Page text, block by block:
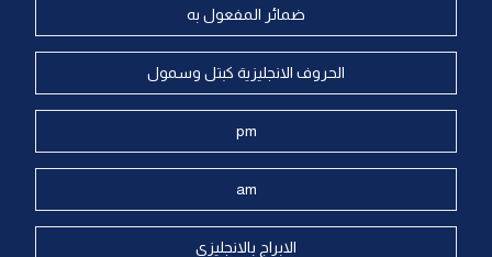
ضمائر المفعول به
الحروف الانجليزية كبتل وسمول
pm
am
الابراج بالانجليزي